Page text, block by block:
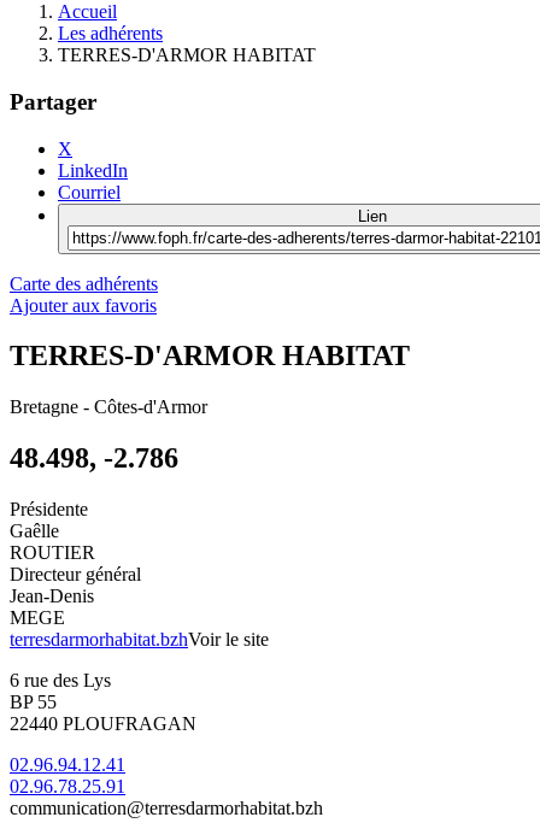
Accueil
Les adhérents
TERRES-D'ARMOR HABITAT
Partager
X
LinkedIn
Courriel
Lien
Carte des adhérents
Ajouter aux favoris
TERRES-D'ARMOR HABITAT
Bretagne - Côtes-d'Armor
48.498, -2.786
Présidente
Gaêlle
ROUTIER
Directeur général
Jean-Denis
MEGE
terresdarmorhabitat.bzhVoir le site
6 rue des Lys
BP 55
22440 PLOUFRAGAN
02.96.94.12.41
02.96.78.25.91
communication@terresdarmorhabitat.bzh